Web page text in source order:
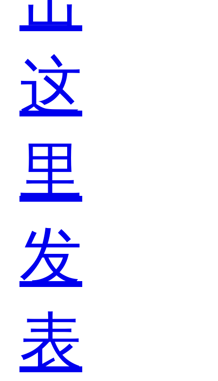
我
们
对
于
手
这
里
发
表